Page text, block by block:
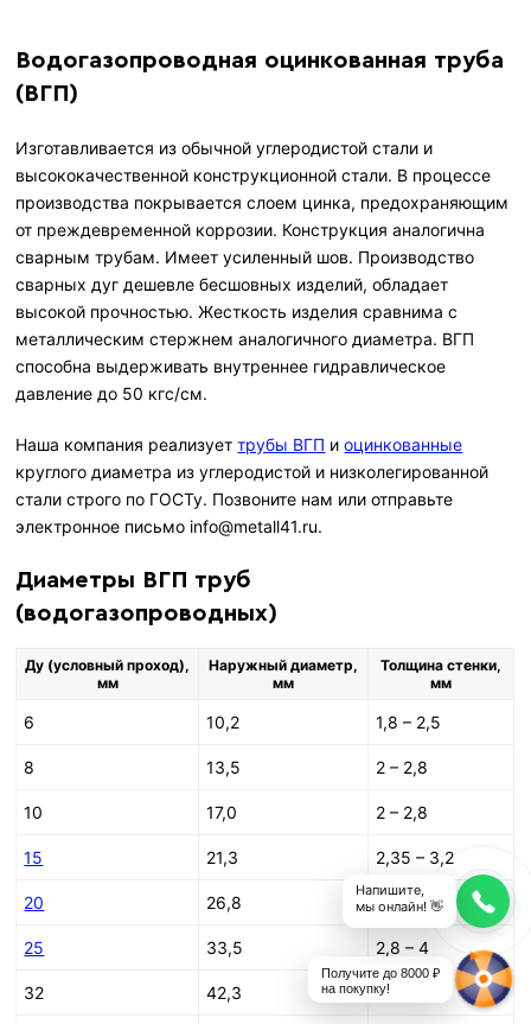
Водогазопроводная оцинкованная труба
(ВГП)
Изготавливается из обычной углеродистой стали и
высококачественной конструкционной стали. В процессе
производства покрывается слоем цинка, предохраняющим
от преждевременной коррозии. Конструкция аналогична
сварным трубам. Имеет усиленный шов. Производство
сварных дуг дешевле бесшовных изделий, обладает
высокой прочностью. Жесткость изделия сравнима с
металлическим стержнем аналогичного диаметра. ВГП
способна выдерживать внутреннее гидравлическое
давление до 50 кгс/см.
Наша компания реализуеттрубы ВГП иоцинкованные
круглого диаметра из углеродистой и низколегированной
стали строго по ГОСТу. Позвоните нам или отправьте
электронное письмо info@metall41.ru.
Диаметры ВГП труб
(водогазопроводных)
Ду (условный проход),
мм
Наружный диаметр,
мм
Толщина стенки,
мм
6 10,2 1,8 – 2,5
8 13,5 2 – 2,8
10 17,0 2 – 2,8
15 21,3 2,35 – 3,2
20 26,8 2,35 – 3,2
25 33,5 2,8 – 4
32 42,3 2,8 – 4
Напишите,
мы онлайн! 👋
Получите до 8000 ₽
на покупку!